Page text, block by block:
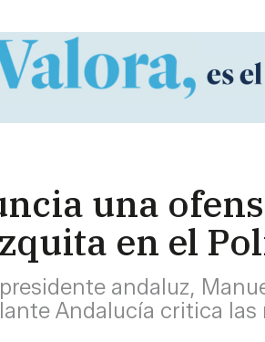
una
en el
andaluz,
Andalucía critica